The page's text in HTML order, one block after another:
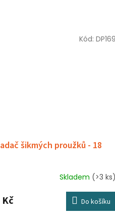
šikmých proužků - 18
Skladem (>3 ks)
Do košíku
Kód: DP169